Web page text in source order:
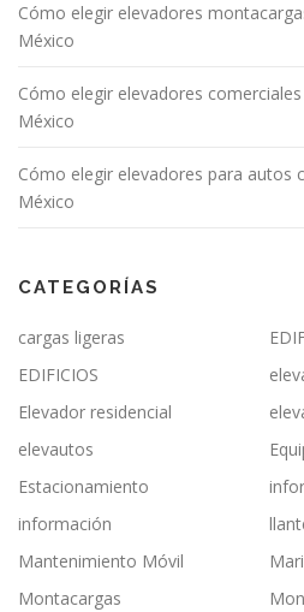
Cómo elegir elevadores
México
Cómo elegir elevadores
México
Cómo elegir elevadores para autos
México
CATEGORÍAS
cargas ligeras
EDIFICIOS
Elevador residencial
elevautos
Estacionamiento
información
Mantenimiento Móvil
Montacargas